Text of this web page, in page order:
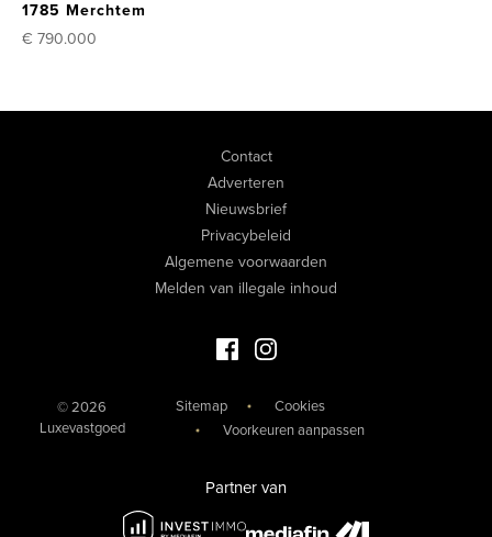
1785 Merchtem
€ 790.000
Contact
Adverteren
Nieuwsbrief
Privacybeleid
Algemene voorwaarden
Melden van illegale inhoud
Facebook Luxevastgoed
Instagram Luxevastgoed
© 2026
Luxevastgoed
Sitemap
Cookies
Voorkeuren aanpassen
Partner van